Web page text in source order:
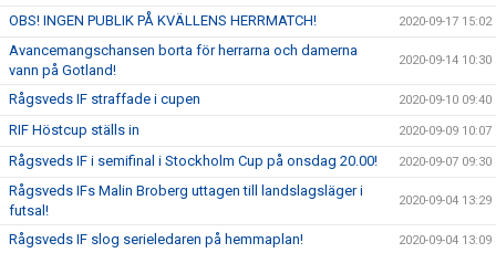
OBS! INGEN PUBLIK PÅ KVÄLLENS HERRMATCH! 2020-09-17 15:02
Avancemangschansen borta för herrarna och damerna
vann på Gotland!
2020-09-14 10:30
Rågsveds IF straffade i cupen 2020-09-10 09:40
RIF Höstcup ställs in 2020-09-09 10:07
Rågsveds IF i semifinal i Stockholm Cup på onsdag 20.00! 2020-09-07 09:30
Rågsveds IFs Malin Broberg uttagen till landslagsläger i
futsal!
2020-09-04 13:29
Rågsveds IF slog serieledaren på hemmaplan! 2020-09-04 13:09